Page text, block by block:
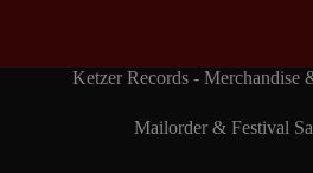
Ketzer Records - Merchandise
Mailorder & Festival